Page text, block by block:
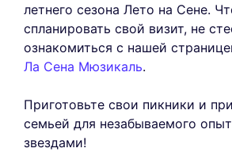
летнего сезона Лето на Сене.
спланировать свой визит, не
ознакомиться с нашей
Ла Сена Мюзикаль.
Приготовьте свои пикники и
семьей для незабываемого
звездами!